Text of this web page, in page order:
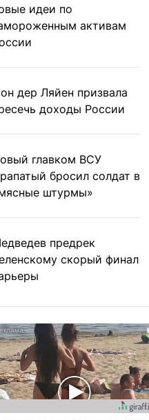
идеи по
активам
дер Ляйен призвала
доходы России
главком ВСУ
бросил солдат в
штурмы»
предрек
скорый финал